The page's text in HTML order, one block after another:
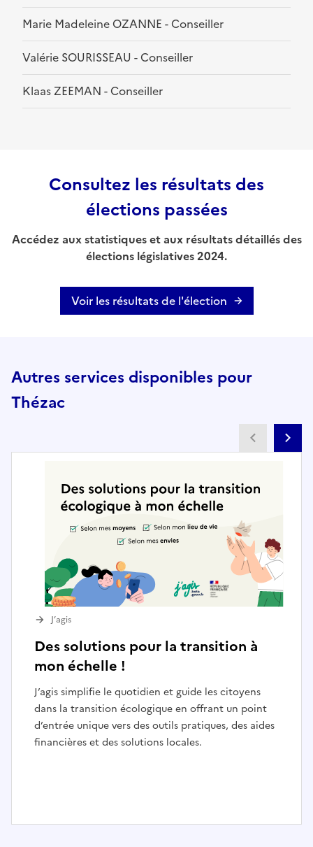
Marie Madeleine OZANNE - Conseiller
Valérie SOURISSEAU - Conseiller
Klaas ZEEMAN - Conseiller
Consultez les résultats des
élections passées
Accédez aux statistiques et aux résultats détaillés des
élections législatives 2024.
Voir les résultats de l'élection
Autres services disponibles pour
Thézac
Des solutions pour la transition à
mon échelle !
J’agis simplifie le quotidien et guide les citoyens
dans la transition écologique en offrant un point
d’entrée unique vers des outils pratiques, des aides
financières et des solutions locales.
J’agis